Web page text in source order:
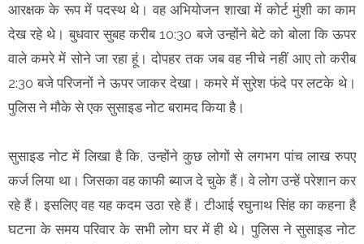
आरक्षक के रूप में पदस्थ थे। वह अभियोजन शाखा में कोर्ट मुंशी का काम
देख रहे थे। बुधवार सुबह करीब 10:30 बजे उन्होंने बेटे को बोला कि ऊपर
वाले कमरे में सोने जा रहा हूं। दोपहर तक जब वह नीचे नहीं आए तो करीब
2:30 बजे परिजनों ने ऊपर जाकर देखा। कमरे में सुरेश फंदे पर लटके थे।
पुलिस ने मौके से एक सुसाइड नोट बरामद किया है।
सुसाइड नोट में लिखा है कि, उन्होंने कुछ लोगों से लगभग पांच लाख रुपए
कर्ज लिया था। जिसका वह काफी ब्याज दे चुके हैं। वे लोग उन्हें परेशान कर
रहे हैं। इसलिए वह यह कदम उठा रहे हैं। टीआई रघुनाथ सिंह का कहना है
घटना के समय परिवार के सभी लोग घर में ही थे। पुलिस ने सुसाइड नोट